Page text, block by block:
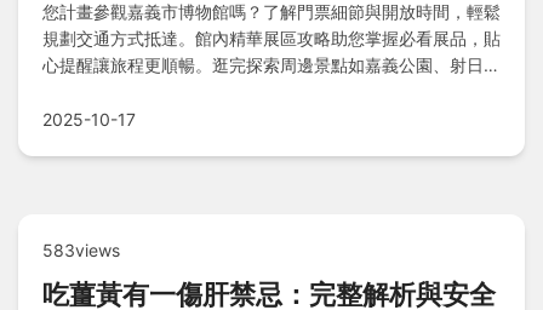
您計畫參觀嘉義市博物館嗎？了解門票細節與開放時間，輕鬆
規劃交通方式抵達。館內精華展區攻略助您掌握必看展品，貼
心提醒讓旅程更順暢。逛完探索周邊景點如嘉義公園、射日塔
飯，豐富您的嘉義之旅！
2025-10-17
583views
吃薑黃有一傷肝禁忌：完整解析與安全